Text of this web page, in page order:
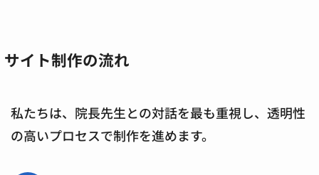
サイト制作の流れ
私たちは、院長先生との対話を最も重視し、透明性
の高いプロセスで制作を進めます。